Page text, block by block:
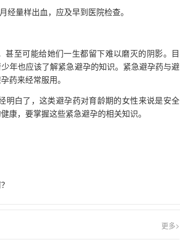
量样出血，应及早到医院检查。
至可能给她们一生都留下难以磨灭的阴影。目
年也应该了解紧急避孕的知识。紧急避孕药与避
药来经常服用。
明白了，这类避孕药对育龄期的女性来说是安全
康，要掌握这些紧急避孕的相关知识。
更多>